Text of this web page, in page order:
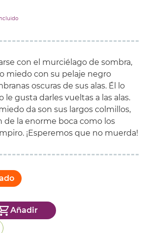
con el murciélago de sombra,
miedo con su pelaje negro
oscuras de sus alas. Él lo
le gusta darles vueltas a las alas.
da son sus largos colmillos,
de la enorme boca como los
¡Esperemos que no muerda!
Añadir